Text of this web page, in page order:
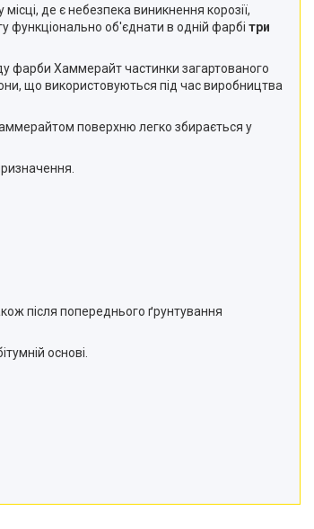
де є небезпека виникнення корозії,
функціонально об'єднати в одній фарбі три
фарби Хаммерайт частинки загартованого
що використовуються під час виробництва
поверхню легко збирається у
після попереднього ґрунтування
основі.